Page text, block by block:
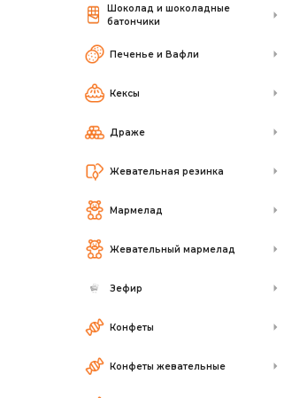
Шоколад и шоколадные
батончики
Печенье и Вафли
Кексы
Драже
Жевательная резинка
Мармелад
Жевательный мармелад
Зефир
Конфеты
Конфеты жевательные